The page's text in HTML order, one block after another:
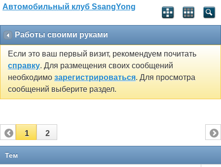
Автомобильный клуб SsangYong
Работы своими руками
Если это ваш первый визит, рекомендуем почитать
справку. Для размещения своих сообщений
необходимо зарегистрироваться. Для просмотра
сообщений выберите раздел.
1 2
Тем